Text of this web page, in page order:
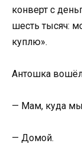
конверт с
шесть тысяч:
куплю».
Антошка
— Мам, куда
— Домой.